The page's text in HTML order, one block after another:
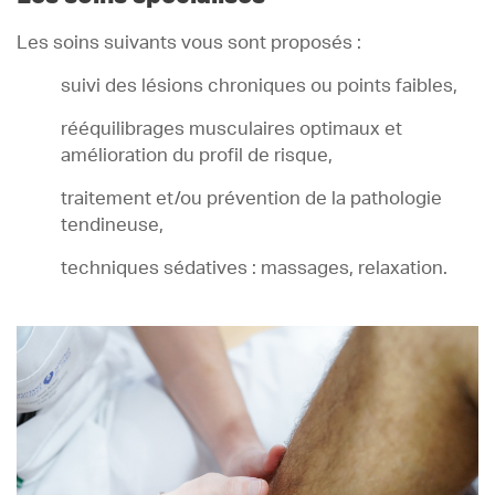
Les soins suivants vous sont proposés :
suivi des lésions chroniques ou points faibles,
rééquilibrages musculaires optimaux et
amélioration du profil de risque,
traitement et/ou prévention de la pathologie
tendineuse,
techniques sédatives : massages, relaxation.